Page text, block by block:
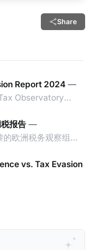
Share
Report 2024 —
Observatory
in this article),
released its 91-
2024 (referred to
comprehensive
provides
报告 —
欧洲税务观察组织
组织）发布了一共
2024》（2024
。这份报告由超过
，对过去10年来全
们在这个系列文章中
阅读原文的粉丝们请
vs. Tax Evasion